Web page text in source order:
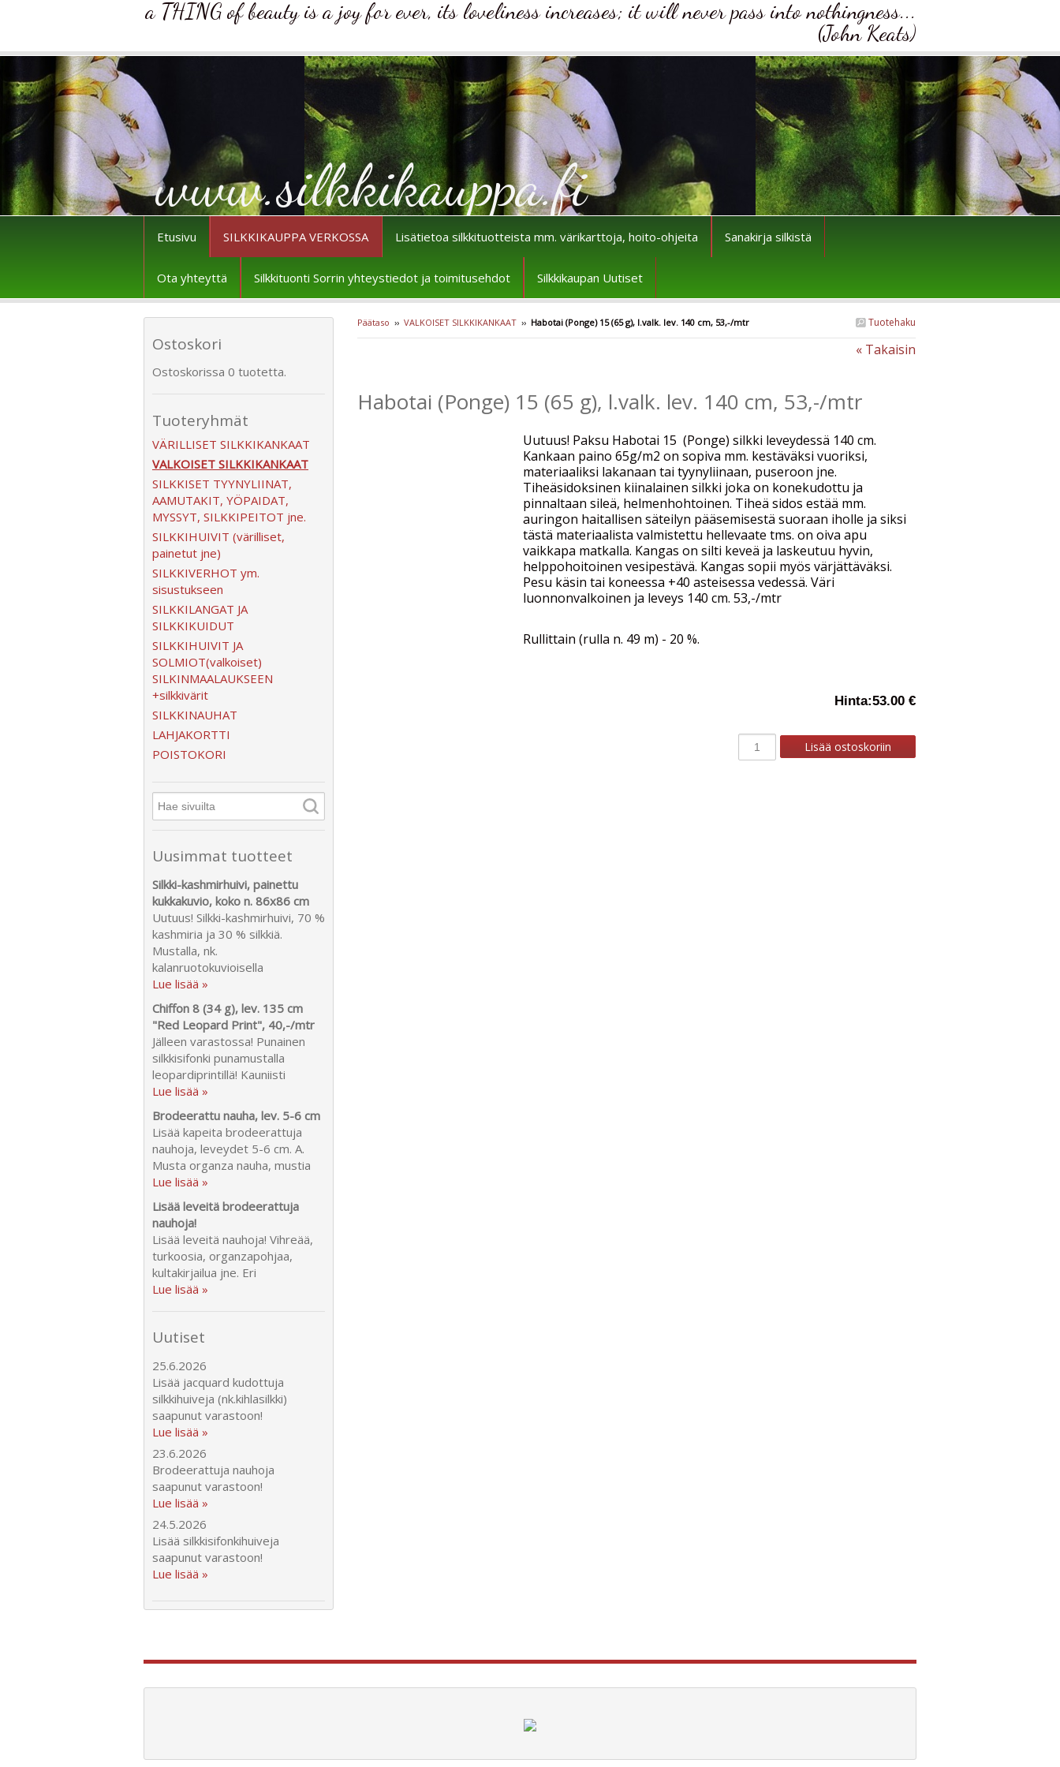
a THING of beauty is a joy for ever, its loveliness increases; it will never pass into nothingness...
(John Keats)
www.silkkikauppa.fi
Etusivu SILKKIKAUPPA VERKOSSA Lisätietoa silkkituotteista mm. värikarttoja, hoito-ohjeita Sanakirja silkistä
Ota yhteyttä Silkkituonti Sorrin yhteystiedot ja toimitusehdot Silkkikaupan Uutiset
Tuotehaku
Päätaso ›› VALKOISET SILKKIKANKAAT ›› Habotai (Ponge) 15 (65 g), l.valk. lev. 140 cm, 53,-/mtr
« Takaisin
Habotai (Ponge) 15 (65 g), l.valk. lev. 140 cm, 53,-/mtr
Uutuus! Paksu Habotai 15 (Ponge) silkki leveydessä 140 cm.
Kankaan paino 65g/m2 on sopiva mm. kestäväksi vuoriksi,
materiaaliksi lakanaan tai tyynyliinaan, puseroon jne.
Tiheäsidoksinen kiinalainen silkki joka on konekudottu ja
pinnaltaan sileä, helmenhohtoinen. Tiheä sidos estää mm.
auringon haitallisen säteilyn pääsemisestä suoraan iholle ja siksi
tästä materiaalista valmistettu hellevaate tms. on oiva apu
vaikkapa matkalla. Kangas on silti keveä ja laskeutuu hyvin,
helppohoitoinen vesipestävä. Kangas sopii myös värjättäväksi.
Pesu käsin tai koneessa +40 asteisessa vedessä. Väri
luonnonvalkoinen ja leveys 140 cm. 53,-/mtr
Rullittain (rulla n. 49 m) - 20 %.
Hinta:53.00 €
Ostoskori
Ostoskorissa 0 tuotetta.
Tuoteryhmät
VÄRILLISET SILKKIKANKAAT
VALKOISET SILKKIKANKAAT
SILKKISET TYYNYLIINAT,
AAMUTAKIT, YÖPAIDAT,
MYSSYT, SILKKIPEITOT jne.
SILKKIHUIVIT (värilliset,
painetut jne)
SILKKIVERHOT ym.
sisustukseen
SILKKILANGAT JA
SILKKIKUIDUT
SILKKIHUIVIT JA
SOLMIOT(valkoiset)
SILKINMAALAUKSEEN
+silkkivärit
SILKKINAUHAT
LAHJAKORTTI
POISTOKORI
Uusimmat tuotteet
Silkki-kashmirhuivi, painettu
kukkakuvio, koko n. 86x86 cm
Uutuus! Silkki-kashmirhuivi, 70 %
kashmiria ja 30 % silkkiä.
Mustalla, nk.
kalanruotokuvioisella
Lue lisää »
Chiffon 8 (34 g), lev. 135 cm
"Red Leopard Print", 40,-/mtr
Jälleen varastossa! Punainen
silkkisifonki punamustalla
leopardiprintillä! Kauniisti
Lue lisää »
Brodeerattu nauha, lev. 5-6 cm
Lisää kapeita brodeerattuja
nauhoja, leveydet 5-6 cm. A.
Musta organza nauha, mustia
Lue lisää »
Lisää leveitä brodeerattuja
nauhoja!
Lisää leveitä nauhoja! Vihreää,
turkoosia, organzapohjaa,
kultakirjailua jne. Eri
Lue lisää »
Uutiset
25.6.2026
Lisää jacquard kudottuja
silkkihuiveja (nk.kihlasilkki)
saapunut varastoon!
Lue lisää »
23.6.2026
Brodeerattuja nauhoja
saapunut varastoon!
Lue lisää »
24.5.2026
Lisää silkkisifonkihuiveja
saapunut varastoon!
Lue lisää »